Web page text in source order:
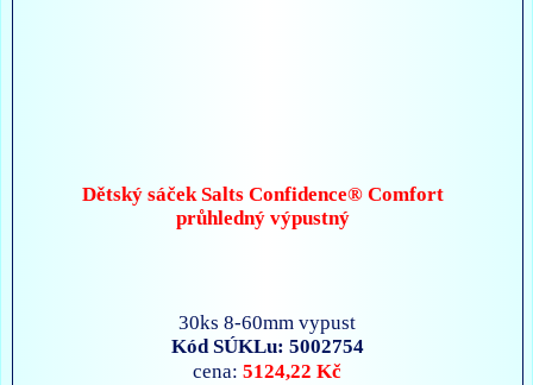
Dětský sáček Salts Confidence® Comfort
průhledný výpustný
30ks 8-60mm vypust
Kód SÚKLu: 5002754
cena:5124,22 Kč